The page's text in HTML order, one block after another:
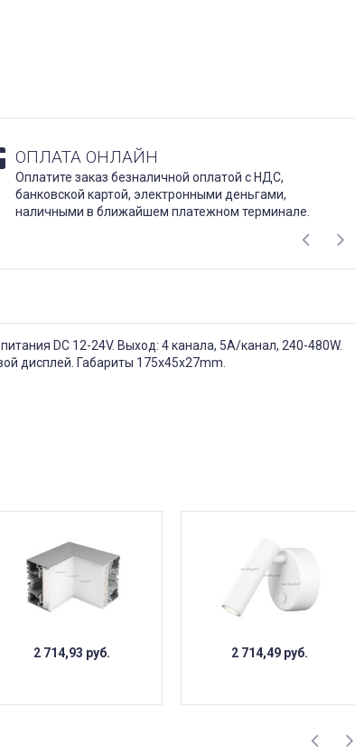
ОПЛАТА ОНЛАЙН
Оплатите заказ безналичной оплатой с НДС,
банковской картой, электронными деньгами,
наличными в ближайшем платежном терминале.
DC 12-24V. Выход: 4 канала, 5A/канал, 240-480W.
дисплей. Габариты 175х45х27mm.
2 714,93 руб. 2 714,49 руб.